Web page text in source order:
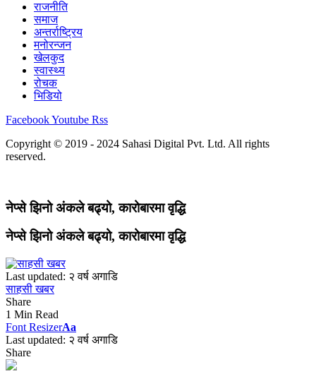
राजनीति
समाज
अन्तर्राष्ट्रिय
मनोरन्जन
खेलकुद
स्वास्थ्य
रोचक
भिडियो
FacebookYoutube Rss
Copyright © 2019 - 2024 Sahasi Digital Pvt. Ltd. All rights
reserved.
नेप्से झिनो अंकले बढ्यो, कारोबारमा वृद्धि
नेप्से झिनो अंकले बढ्यो, कारोबारमा वृद्धि
Last updated: २ वर्ष अगाडि
साहसी खबर
Share
1 Min Read
Font ResizerAa
Last updated: २ वर्ष अगाडि
Share